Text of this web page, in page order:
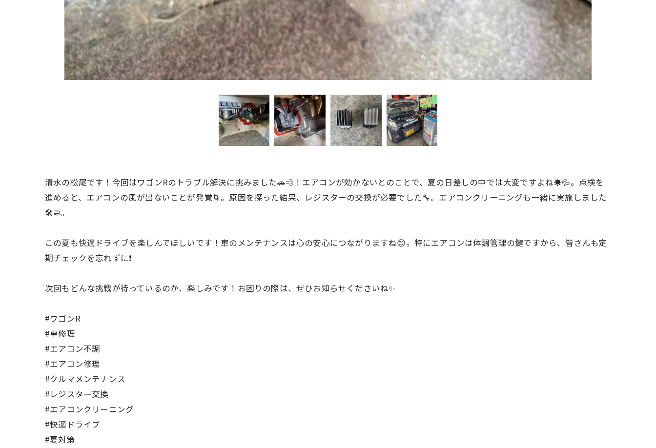
清水の松尾です！今回はワゴンRのトラブル解決に挑みました🚗💨！エアコンが効かないとのことで、夏の日差しの中では大変ですよね☀️💦。点検を
進めると、エアコンの風が出ないことが発覚🌀。原因を探った結果、レジスターの交換が必要でした🔧。エアコンクリーニングも一緒に実施しました
🛠🧼。
この夏も快適ドライブを楽しんでほしいです！車のメンテナンスは心の安心につながりますね😊。特にエアコンは体調管理の鍵ですから、皆さんも定
期チェックを忘れずに❗️
次回もどんな挑戦が待っているのか、楽しみです！お困りの際は、ぜひお知らせくださいね✨
#ワゴンR
#車修理
#エアコン不調
#エアコン修理
#クルマメンテナンス
#レジスター交換
#エアコンクリーニング
#快適ドライブ
#夏対策